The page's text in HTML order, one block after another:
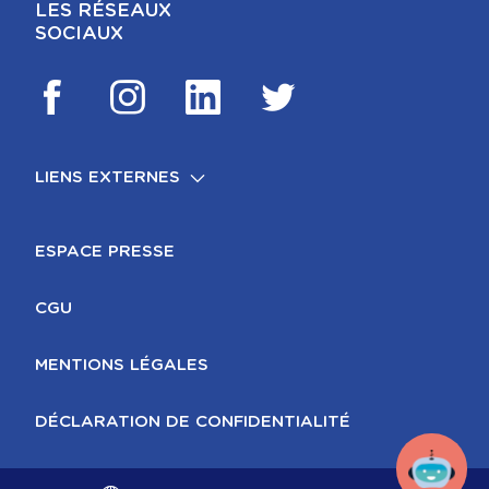
LES RÉSEAUX
SOCIAUX
LIENS EXTERNES
ESPACE PRESSE
CGU
MENTIONS LÉGALES
DÉCLARATION DE CONFIDENTIALITÉ